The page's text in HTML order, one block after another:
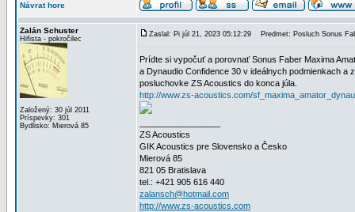
Návrat hore
Zalán Schuster
Hifista - pokročilec
Založený: 30 júl 2011
Príspevky: 301
Bydlisko: Mierová 85
Zaslal: Pi júl 21, 2023 05:12:29 Predmet: Posluch Sonus
Prídte si vypočuť a porovnať Sonus Faber Maxima
a Dynaudio Confidence 30 v ideálnych podmienkach
posluchovke ZS Acoustics do konca júla.
http://www.zs-acoustics.com/
ZS Acoustics
GIK Acoustics pre Slovensko a Česko
Mierová 85
821 05 Bratislava
tel.: +421 905 616 440
zalansch@hotmail.com
http://www.zs-acoustics.com